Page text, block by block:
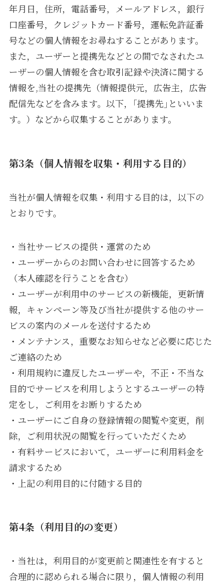
年月日，住所，電話番号，メールアドレス，銀行
口座番号，クレジットカード番号，運転免許証番
号などの個人情報をお尋ねすることがあります。
また，ユーザーと提携先などとの間でなされたユ
ーザーの個人情報を含む取引記録や決済に関する
情報を,当社の提携先（情報提供元，広告主，広告
配信先などを含みます。以下，｢提携先｣といいま
す。）などから収集することがあります。
第3条（個人情報を収集・利用する目的）
当社が個人情報を収集・利用する目的は，以下の
とおりです。
・当社サービスの提供・運営のため
・ユーザーからのお問い合わせに回答するため
（本人確認を行うことを含む）
・ユーザーが利用中のサービスの新機能，更新情
報，キャンペーン等及び当社が提供する他のサー
ビスの案内のメールを送付するため
・メンテナンス，重要なお知らせなど必要に応じた
ご連絡のため
・利用規約に違反したユーザーや，不正・不当な
目的でサービスを利用しようとするユーザーの特
定をし，ご利用をお断りするため
・ユーザーにご自身の登録情報の閲覧や変更，削
除，ご利用状況の閲覧を行っていただくため
・有料サービスにおいて，ユーザーに利用料金を
請求するため
・上記の利用目的に付随する目的
第4条（利用目的の変更）
・当社は，利用目的が変更前と関連性を有すると
合理的に認められる場合に限り，個人情報の利用